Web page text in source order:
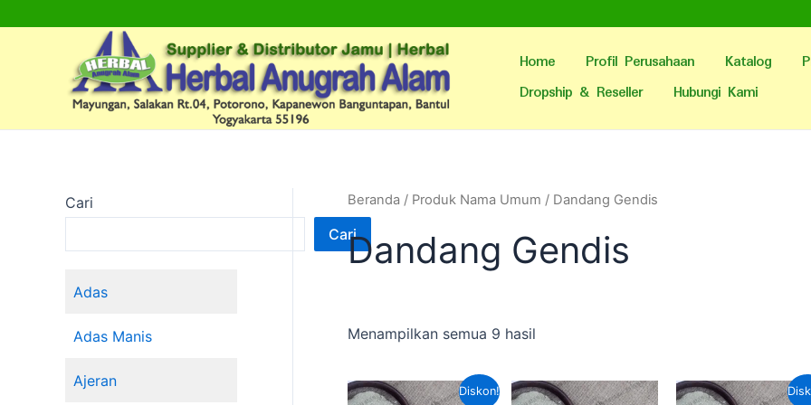
Home Profil Perusahaan Katalog
Dropship & Reseller
Hubungi Kami
Cari
Cari
Adas
Adas Manis
Ajeran
Beranda / Produk Nama Umum / Dandang Gendis
Dandang Gendis
Menampilkan semua 9 hasil
Diskon!
Harga
Harga
Harga
Harga